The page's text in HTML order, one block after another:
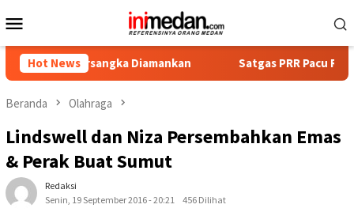
ke
Mobile
Hot NewsDiamankan Satgas PRR Pacu Realisasi
Beranda Olahraga
Lindswell dan Niza Persembahkan Emas
& Perak Buat Sumut
Redaksi
Senin, 19 September 2016 - 20:21
456 Dilihat